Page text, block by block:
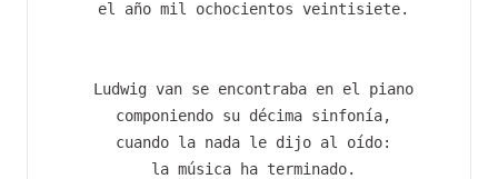
el año mil ochocientos veintisiete.
Ludwig van se encontraba en el piano
componiendo su décima sinfonía,
cuando la nada le dijo al oído:
la música ha terminado.